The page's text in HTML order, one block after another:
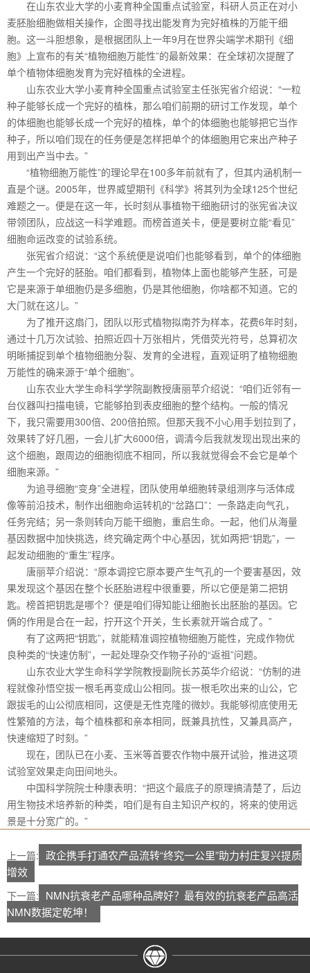
在山东农业大学的小麦育种全国重点试验室，科研人员正在对小
麦胚胎细胞做相关操作，企图寻找出能发育为完好植株的万能干细
胞。这一斗胆想象，是根据团队上一年9月在世界尖端学术期刊《细
胞》上宣布的有关“植物细胞万能性”的最新效果：在全球初次提醒了
单个植物体细胞发育为完好植株的全进程。
山东农业大学小麦育种全国重点试验室主任张宪省介绍说：“一粒
种子能够长成一个完好的植株，那么咱们前期的研讨工作发现，单个
的体细胞也能够长成一个完好的植株，单个的体细胞也能够把它当作
种子，所以咱们现在的任务便是怎样把单个的体细胞用它来出产种子
用到出产当中去。”
“植物细胞万能性”的理论早在100多年前就有了，但其内涵机制一
直是个谜。2005年，世界威望期刊《科学》将其列为全球125个世纪
难题之一。便是在这一年，长时刻从事植物干细胞研讨的张宪省决议
带领团队，应战这一科学难题。而榜首道关卡，便是要树立能“看见”
细胞命运改变的试验系统。
张宪省介绍说：“这个系统便是说咱们也能够看到，单个的体细胞
产生一个完好的胚胎。咱们都看到，植物体上面也能够产生胚，可是
它是来源于单细胞仍是多细胞，仍是其他细胞，你啥都不知道。它的
大门就在这儿。”
为了推开这扇门，团队以形式植物拟南芥为样本，花费6年时刻，
通过十几万次试验、拍照近四十万张相片，凭借荧光符号，总算初次
明晰捕捉到单个植物细胞分裂、发育的全进程，直观证明了植物细胞
万能性的确来源于“单个细胞”。
山东农业大学生命科学学院副教授唐丽苹介绍说：“咱们近邻有一
台仪器叫扫描电镜，它能够拍到表皮细胞的整个结构。一般的情况
下，我只需要用300倍、200倍拍照。但那天我不小心用手划拉到了，
效果转了好几圈，一会儿扩大6000倍，调清今后我就发现出现出来的
这个细胞，跟周边的细胞彻底不相同，所以我就觉得会不会它是单个
细胞来源。”
为追寻细胞“变身”全进程，团队使用单细胞转录组测序与活体成
像等前沿技术，制作出细胞命运转机的“岔路口”：一条路走向气孔，
任务完结；另一条则转向万能干细胞，重启生命。一起，他们从海量
基因数据中加快挑选，终究确定两个中心基因，犹如两把“钥匙”，一
起发动细胞的“重生”程序。
唐丽苹介绍说：“原本调控它原本要产生气孔的一个要害基因，效
果发现这个基因在整个长胚胎进程中很重要，所以它便是第二把钥
匙。榜首把钥匙是哪个？便是咱们得知能让细胞长出胚胎的基因。它
俩的作用是合在一起，拧开这个开关，生长素就开端合成了。”
有了这两把“钥匙”，就能精准调控植物细胞万能性，完成作物优
良种类的“快速仿制”，一起处理杂交作物子孙的“返祖”问题。
山东农业大学生命科学学院教授副院长苏英华介绍说：“仿制的进
程就像孙悟空拔一根毛再变成山公相同。拔一根毛吹出来的山公，它
跟拔毛的山公彻底相同，这便是无性克隆的微妙。我能够彻底使用无
性繁殖的方法，每个植株都和亲本相同，既兼具抗性，又兼具高产，
快速缩短了时刻。”
现在，团队已在小麦、玉米等首要农作物中展开试验，推进这项
试验室效果走向田间地头。
中国科学院院士种康表明：“把这个最底子的原理搞清楚了，后边
用生物技术培养新的种类，咱们是有自主知识产权的，将来的使用远
景是十分宽广的。”
上一篇: 政企携手打通农产品流转“终究一公里”助力村庄复兴提质
增效
下一篇: NMN抗衰老产品哪种品牌好？最有效的抗衰老产品高活
NMN数据定乾坤！